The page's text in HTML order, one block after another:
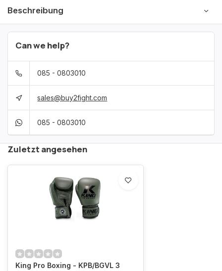
Beschreibung
Can we help?
085 - 0803010
sales@buy2fight.com
085 - 0803010
Zuletzt angesehen
King Pro Boxing - KPB/BGVL 3